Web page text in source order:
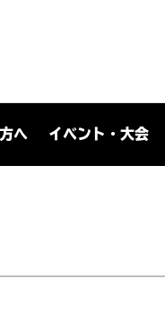
へ イベント・大会